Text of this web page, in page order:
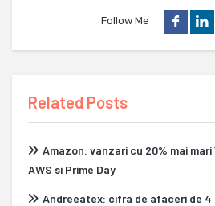
Follow Me
Related Posts
Amazon: vanzari cu 20% mai mari
AWS si Prime Day
Andreeatex: cifra de afaceri de 4